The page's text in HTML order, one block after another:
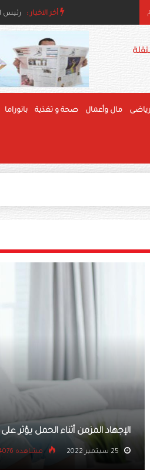
أخر الاخبار :
رئيس قيم العطاء والإنسانية
مال وأعمال صحة و تغذية بانوراما
دراسة: إطعام الرضع
25 سبتمبر 2022